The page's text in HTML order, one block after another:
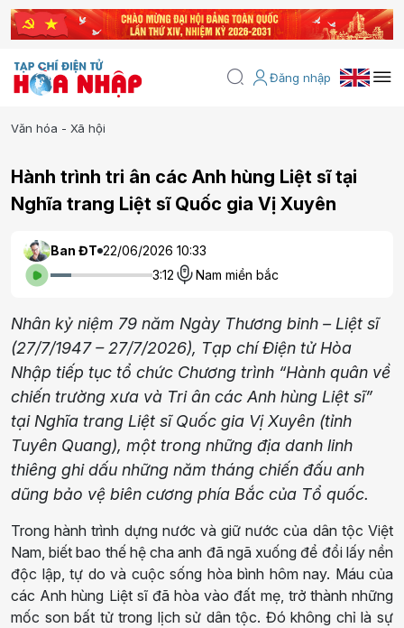
Đăng nhập
Văn hóa - Xã hội
Hành trình tri ân các Anh hùng Liệt sĩ tại
Nghĩa trang Liệt sĩ Quốc gia Vị Xuyên
Ban ĐT 22/06/2026 10:33
3:12
Nam miền bắc
Nhân kỷ niệm 79 năm Ngày Thương binh – Liệt sĩ
(27/7/1947 – 27/7/2026), Tạp chí Điện tử Hòa
Nhập tiếp tục tổ chức Chương trình “Hành quân về
chiến trường xưa và Tri ân các Anh hùng Liệt sĩ”
tại Nghĩa trang Liệt sĩ Quốc gia Vị Xuyên (tỉnh
Tuyên Quang), một trong những địa danh linh
thiêng ghi dấu những năm tháng chiến đấu anh
dũng bảo vệ biên cương phía Bắc của Tổ quốc.
Trong hành trình dựng nước và giữ nước của dân tộc Việt
Nam, biết bao thế hệ cha anh đã ngã xuống để đổi lấy nền
độc lập, tự do và cuộc sống hòa bình hôm nay. Máu của
các Anh hùng Liệt sĩ đã hòa vào đất mẹ, trở thành những
mốc son bất tử trong lịch sử dân tộc. Đó không chỉ là sự